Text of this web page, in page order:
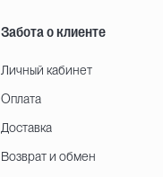
Забота о клиенте
Личный кабинет
Оплата
Доставка
Возврат и обмен